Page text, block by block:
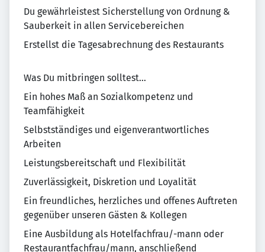
Du gewährleistest Sicherstellung von Ordnung &
Sauberkeit in allen Servicebereichen
Erstellst die Tagesabrechnung des Restaurants
Was Du mitbringen solltest...
Ein hohes Maß an Sozialkompetenz und
Teamfähigkeit
Selbstständiges und eigenverantwortliches
Arbeiten
Leistungsbereitschaft und Flexibilität
Zuverlässigkeit, Diskretion und Loyalität
Ein freundliches, herzliches und offenes Auftreten
gegenüber unseren Gästen & Kollegen
Eine Ausbildung als Hotelfachfrau/-mann oder
Restaurantfachfrau/mann, anschließend